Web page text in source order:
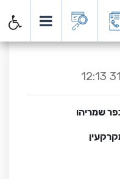
קרקע
שמריהו